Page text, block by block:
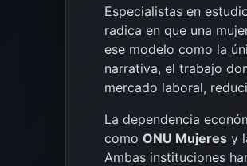
Especialistas en
radica en que una
ese modelo como la
narrativa, el trabajo
mercado laboral,
La dependencia
como ONU Mujeres y
Ambas instituciones